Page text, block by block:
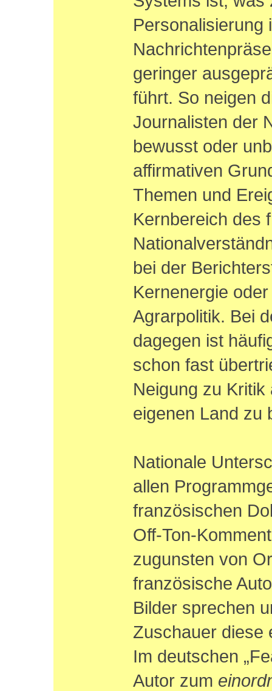
Personalisierung
geringer
führt. So neigen
Journalisten der
bewusst oder
affirmativen
Themen und
Kernbereich des
bei der
Kernenergie
Agrarpolitik. Bei
dagegen ist
schon fast
Neigung zu
eigenen Land zu
Nationale
allen
französischen
Off-Ton-
zugunsten von
französische
Bilder sprechen
Zuschauer diese
Im deutschen
Autor zum